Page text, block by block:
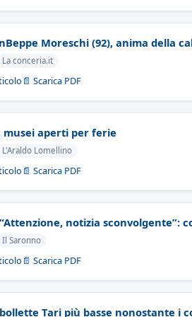
Moreschi (92), anima della
La conceria.it
📄 Scarica PDF
musei aperti per ferie
L'Araldo Lomellino
📄 Scarica PDF
notizia sconvolgente”:
Il Saronno
📄 Scarica PDF
Tari più basse nonostante i